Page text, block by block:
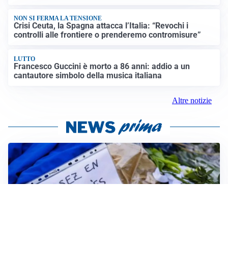
NON SI FERMA LA TENSIONE
Crisi Ceuta, la Spagna attacca l’Italia: “Revochi i
controlli alle frontiere o prenderemo contromisure”
LUTTO
Francesco Guccini è morto a 86 anni: addio a un
cantautore simbolo della musica italiana
Altre notizie